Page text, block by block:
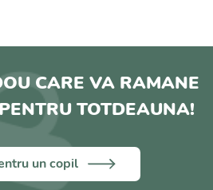
CARE VA RAMANE
TOTDEAUNA!
un copil